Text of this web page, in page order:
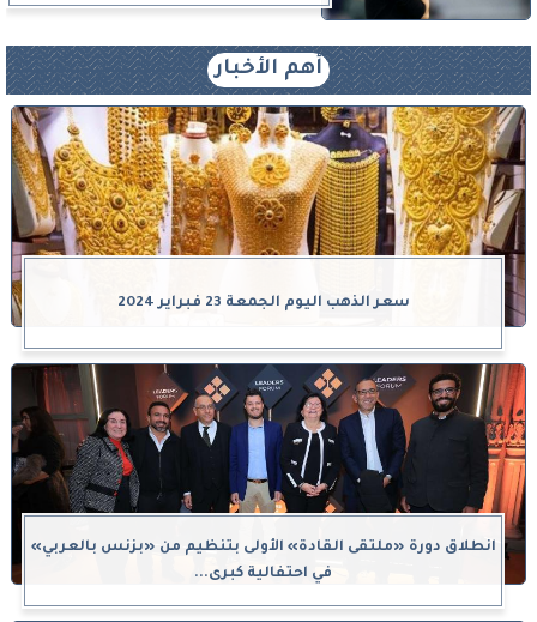
أهم الأخبار
سعر الذهب اليوم الجمعة 23 فبراير 2024
انطلاق دورة «ملتقى القادة» الأولى بتنظيم من «بزنس بالعربي»
في احتفالية كبرى...